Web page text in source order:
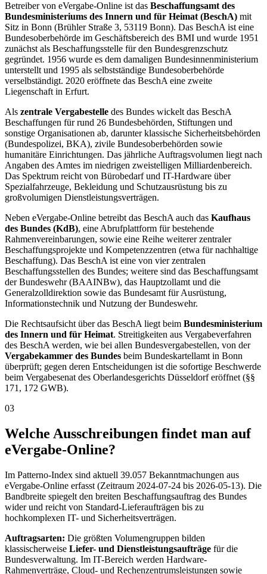
Betreiber von eVergabe-Online ist das Beschaffungsamt des
Bundesministeriums des Innern und für Heimat (BeschA) mit
Sitz in Bonn (Brühler Straße 3, 53119 Bonn). Das BeschA ist eine
Bundesoberbehörde im Geschäftsbereich des BMI und wurde 1951
zunächst als Beschaffungsstelle für den Bundesgrenzschutz
gegründet. 1956 wurde es dem damaligen Bundesinnenministerium
unterstellt und 1995 als selbstständige Bundesoberbehörde
verselbständigt. 2020 eröffnete das BeschA eine zweite
Liegenschaft in Erfurt.
Als zentrale Vergabestelle des Bundes wickelt das BeschA
Beschaffungen für rund 26 Bundesbehörden, Stiftungen und
sonstige Organisationen ab, darunter klassische Sicherheitsbehörden
(Bundespolizei, BKA), zivile Bundesoberbehörden sowie
humanitäre Einrichtungen. Das jährliche Auftragsvolumen liegt nach
Angaben des Amtes im niedrigen zweistelligen Milliardenbereich.
Das Spektrum reicht von Bürobedarf und IT-Hardware über
Spezialfahrzeuge, Bekleidung und Schutzausrüstung bis zu
großvolumigen Dienstleistungsverträgen.
Neben eVergabe-Online betreibt das BeschA auch das Kaufhaus
des Bundes (KdB), eine Abrufplattform für bestehende
Rahmenvereinbarungen, sowie eine Reihe weiterer zentraler
Beschaffungsprojekte und Kompetenzzentren (etwa für nachhaltige
Beschaffung). Das BeschA ist eine von vier zentralen
Beschaffungsstellen des Bundes; weitere sind das Beschaffungsamt
der Bundeswehr (BAAINBw), das Hauptzollamt und die
Generalzolldirektion sowie das Bundesamt für Ausrüstung,
Informationstechnik und Nutzung der Bundeswehr.
Die Rechtsaufsicht über das BeschA liegt beim Bundesministerium
des Innern und für Heimat. Streitigkeiten aus Vergabeverfahren
des BeschA werden, wie bei allen Bundesvergabestellen, von der
Vergabekammer des Bundes beim Bundeskartellamt in Bonn
überprüft; gegen deren Entscheidungen ist die sofortige Beschwerde
beim Vergabesenat des Oberlandesgerichts Düsseldorf eröffnet (§§
171, 172 GWB).
03
Welche Ausschreibungen findet man auf
eVergabe-Online?
Im Patterno-Index sind aktuell 39.057 Bekanntmachungen aus
eVergabe-Online erfasst (Zeitraum 2024-07-24 bis 2026-05-13). Die
Bandbreite spiegelt den breiten Beschaffungsauftrag des Bundes
wider und reicht von Standard-Lieferaufträgen bis zu
hochkomplexen IT- und Sicherheitsverträgen.
Auftragsarten: Die größten Volumengruppen bilden
klassischerweise Liefer- und Dienstleistungsaufträge für die
Bundesverwaltung. Im IT-Bereich werden Hardware-
Rahmenverträge, Cloud- und Rechenzentrumsleistungen sowie